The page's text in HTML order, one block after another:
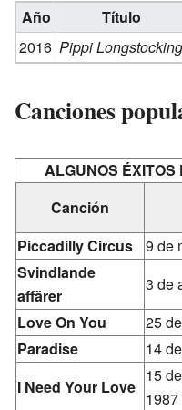
Año Título
2016 Pippi Longstocking
Canciones
ALGUNOS
Canción
Piccadilly Circus
9 de
Svindlande
affärer
3 de
Love On You
25
Paradise
14
I Need Your Love
15
1987